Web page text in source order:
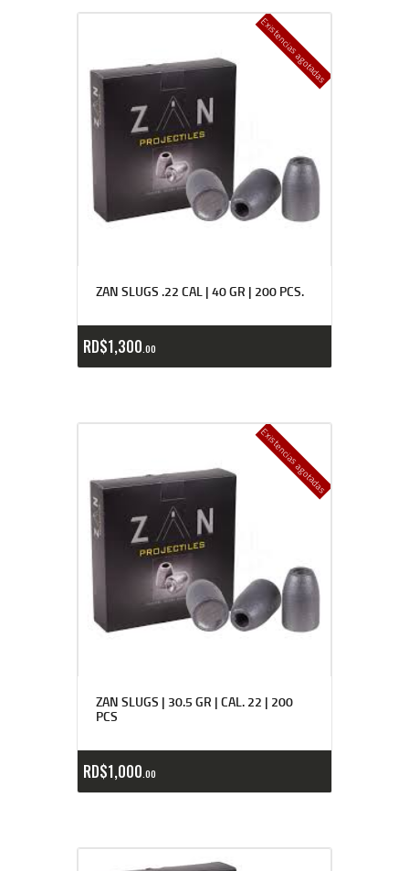
Existencias agotadas
ZAN SLUGS .22 CAL | 40 GR | 200 PCS.
RD$1,300 00
Existencias agotadas
ZAN SLUGS | 30.5 GR | CAL. 22 | 200
PCS
RD$1,000 00